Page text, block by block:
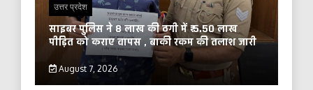
उत्तर प्रदेश
साइबर पुलिस ने 8 लाख की ठगी में ₹ 5.50 लाख
पीड़ित को कराए वापस , बाकी रकम की तलाश जारी
August 7, 2026